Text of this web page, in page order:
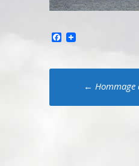
Facebook
Poste
← Hommage